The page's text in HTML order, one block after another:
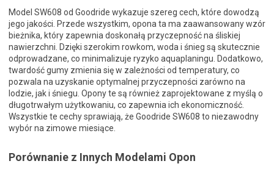
Model SW608 od Goodride wykazuje szereg cech, które dowodzą
jego jakości. Przede wszystkim, opona ta ma zaawansowany wzór
bieżnika, który zapewnia doskonałą przyczepność na śliskiej
nawierzchni. Dzięki szerokim rowkom, woda i śnieg są skutecznie
odprowadzane, co minimalizuje ryzyko aquaplaningu. Dodatkowo,
twardość gumy zmienia się w zależności od temperatury, co
pozwala na uzyskanie optymalnej przyczepności zarówno na
lodzie, jak i śniegu. Opony te są również zaprojektowane z myślą o
długotrwałym użytkowaniu, co zapewnia ich ekonomiczność.
Wszystkie te cechy sprawiają, że Goodride SW608 to niezawodny
wybór na zimowe miesiące.
Porównanie z Innych Modelami Opon